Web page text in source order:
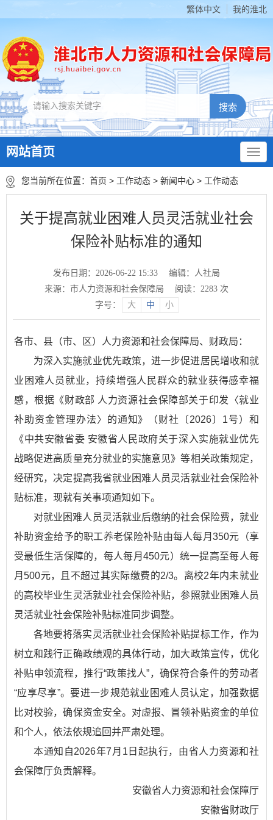
繁体中文 我的淮北
网站首页
您当前所在位置： 首页 > 工作动态 > 新闻中心 > 工作动态
关于提高就业困难人员灵活就业社会
保险补贴标准的通知
发布日期：2026-06-22 15:33
编辑：人社局
来源：市人力资源和社会保障局
阅读： 2283 次
字号：
大 中 小
各市、县（市、区）人力资源和社会保障局、财政局：
为深入实施就业优先政策，进一步促进居民增收和就
业困难人员就业，持续增强人民群众的就业获得感幸福
感，根据《财政部 人力资源社会保障部关于印发〈就业
补助资金管理办法〉的通知》（财社〔2026〕1号）和
《中共安徽省委 安徽省人民政府关于深入实施就业优先
战略促进高质量充分就业的实施意见》等相关政策规定，
经研究，决定提高我省就业困难人员灵活就业社会保险补
贴标准，现就有关事项通知如下。
对就业困难人员灵活就业后缴纳的社会保险费，就业
补助资金给予的职工养老保险补贴由每人每月350元（享
受最低生活保障的，每人每月450元）统一提高至每人每
月500元，且不超过其实际缴费的2/3。离校2年内未就业
的高校毕业生灵活就业社会保险补贴，参照就业困难人员
灵活就业社会保险补贴标准同步调整。
各地要将落实灵活就业社会保险补贴提标工作，作为
树立和践行正确政绩观的具体行动，加大政策宣传，优化
补贴申领流程，推行“政策找人”，确保符合条件的劳动者
“应享尽享”。要进一步规范就业困难人员认定，加强数据
比对校验，确保资金安全。对虚报、冒领补贴资金的单位
和个人，依法依规追回并严肃处理。
本通知自2026年7月1日起执行，由省人力资源和社
会保障厅负责解释。
安徽省人力资源和社会保障厅
安徽省财政厅